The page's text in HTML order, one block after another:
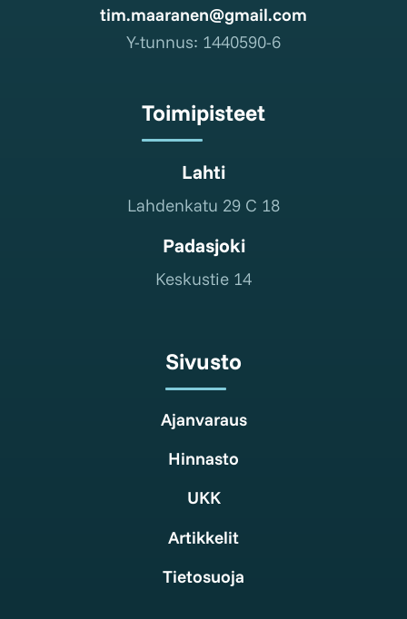
tim.maaranen@gmail.com
Y-tunnus: 1440590-6
Toimipisteet
Lahti
Lahdenkatu 29 C 18
Padasjoki
Keskustie 14
Sivusto
Ajanvaraus
Hinnasto
UKK
Artikkelit
Tietosuoja